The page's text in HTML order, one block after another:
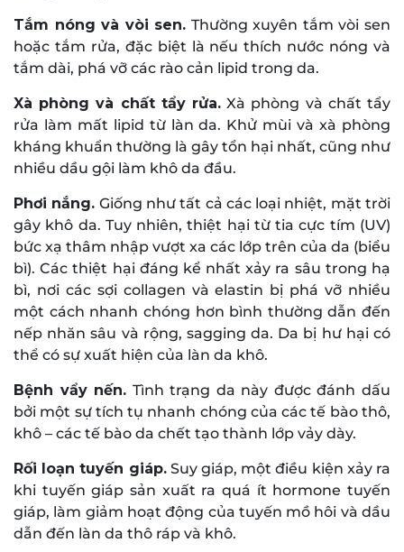
Tắm nóng và vòi sen. Thường xuyên tắm vòi sen
hoặc tắm rửa, đặc biệt là nếu thích nước nóng và
tắm dài, phá vỡ các rào cản lipid trong da.
Xà phòng và chất tẩy rửa. Xà phòng và chất tẩy
rửa làm mất lipid từ làn da. Khử mùi và xà phòng
kháng khuẩn thường là gây tổn hại nhất, cũng như
nhiều dầu gội làm khô da đầu.
Phơi nắng. Giống như tất cả các loại nhiệt, mặt trời
gây khô da. Tuy nhiên, thiệt hại từ tia cực tím (UV)
bức xạ thâm nhập vượt xa các lớp trên của da (biểu
bì). Các thiệt hại đáng kể nhất xảy ra sâu trong hạ
bì, nơi các sợi collagen và elastin bị phá vỡ nhiều
một cách nhanh chóng hơn bình thường dẫn đến
nếp nhăn sâu và rộng, sagging da. Da bị hư hại có
thể có sự xuất hiện của làn da khô.
Bệnh vẩy nến. Tình trạng da này được đánh dấu
bởi một sự tích tụ nhanh chóng của các tế bào thô,
khô – các tế bào da chết tạo thành lớp vảy dày.
Rối loạn tuyến giáp.Suy giáp, một điều kiện xảy ra
khi tuyến giáp sản xuất ra quá ít hormone tuyến
giáp, làm giảm hoạt động của tuyến mồ hôi và dầu
dẫn đến làn da thô ráp và khô.